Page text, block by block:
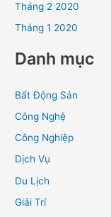
Tháng 2 2020
Tháng 1 2020
Danh mục
Bất Động Sản
Công Nghệ
Công Nghiệp
Dịch Vụ
Du Lịch
Giải Trí